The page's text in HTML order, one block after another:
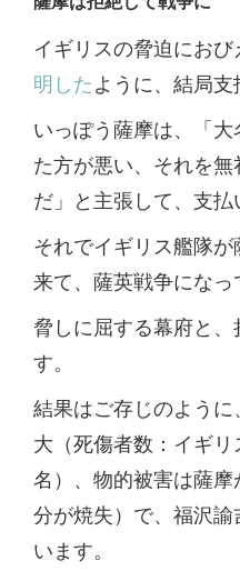
イギリスの脅迫におび
明したように、結局支
いっぽう薩摩は、「
た方が悪い、それを
だ」と主張して、支払
それでイギリス艦隊
来て、薩英戦争になっ
脅しに屈する幕府と
す。
結果はご存じのよう
大（死傷者数：イギ
名）、物的被害は薩
分が焼失）で、福沢
います。